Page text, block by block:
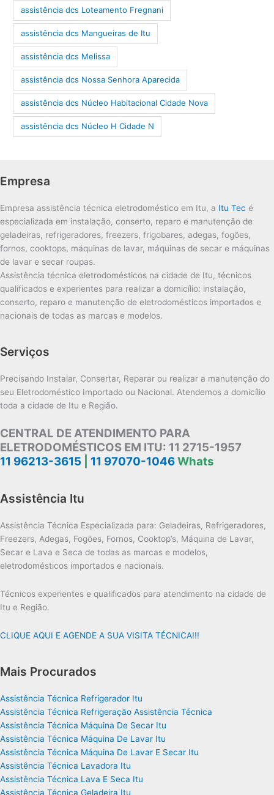
assistência dcs Loteamento Fregnani
assistência dcs Mangueiras de Itu
assistência dcs Melissa
assistência dcs Nossa Senhora Aparecida
assistência dcs Núcleo Habitacional Cidade Nova
assistência dcs Núcleo H Cidade N
Empresa
Empresa assistência técnica eletrodoméstico em Itu, a Itu Tec é
especializada em instalação, conserto, reparo e manutenção de
geladeiras, refrigeradores, freezers, frigobares, adegas, fogões,
fornos, cooktops, máquinas de lavar, máquinas de secar e máquinas
de lavar e secar roupas.
Assistência técnica eletrodomésticos na cidade de Itu, técnicos
qualificados e experientes para realizar a domicílio: instalação,
conserto, reparo e manutenção de eletrodomésticos importados e
nacionais de todas as marcas e modelos.
Serviços
Precisando Instalar, Consertar, Reparar ou realizar a manutenção do
seu Eletrodoméstico Importado ou Nacional. Atendemos a domicílio
toda a cidade de Itu e Região.
CENTRAL DE ATENDIMENTO PARA
ELETRODOMÉSTICOS EM ITU: 11 2715-1957
11 96213-3615
11 97070-1046Whats
Assistência Itu
Assistência Técnica Especializada para: Geladeiras, Refrigeradores,
Freezers, Adegas, Fogões, Fornos, Cooktop’s, Máquina de Lavar,
Secar e Lava e Seca de todas as marcas e modelos,
eletrodomésticos importados e nacionais.
Técnicos experientes e qualificados para atendimento na cidade de
Itu e Região.
CLIQUE AQUI E AGENDE A SUA VISITA TÉCNICA!!!
Mais Procurados
Assistência Técnica Refrigerador Itu
Assistência Técnica Refrigeração Assistência Técnica
Assistência Técnica Máquina De Secar Itu
Assistência Técnica Máquina De Lavar Itu
Assistência Técnica Máquina De Lavar E Secar Itu
Assistência Técnica Lavadora Itu
Assistência Técnica Lava E Seca Itu
Assistência Técnica Geladeira Itu